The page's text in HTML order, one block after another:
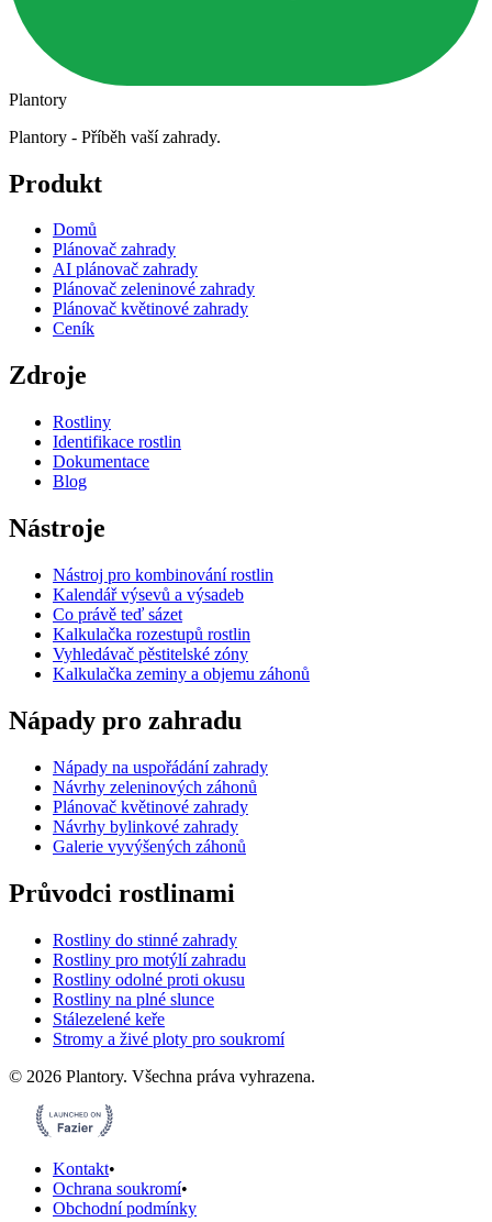
Plantory
Plantory - Příběh vaší zahrady.
Produkt
Domů
Plánovač zahrady
AI plánovač zahrady
Plánovač zeleninové zahrady
Plánovač květinové zahrady
Ceník
Zdroje
Rostliny
Identifikace rostlin
Dokumentace
Blog
Nástroje
Nástroj pro kombinování rostlin
Kalendář výsevů a výsadeb
Co právě teď sázet
Kalkulačka rozestupů rostlin
Vyhledávač pěstitelské zóny
Kalkulačka zeminy a objemu záhonů
Nápady pro zahradu
Nápady na uspořádání zahrady
Návrhy zeleninových záhonů
Plánovač květinové zahrady
Návrhy bylinkové zahrady
Galerie vyvýšených záhonů
Průvodci rostlinami
Rostliny do stinné zahrady
Rostliny pro motýlí zahradu
Rostliny odolné proti okusu
Rostliny na plné slunce
Stálezelené keře
Stromy a živé ploty pro soukromí
© 2026 Plantory. Všechna práva vyhrazena.
Kontakt•
Ochrana soukromí•
Obchodní podmínky